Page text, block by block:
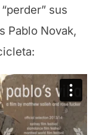
sus
Pablo Novak,